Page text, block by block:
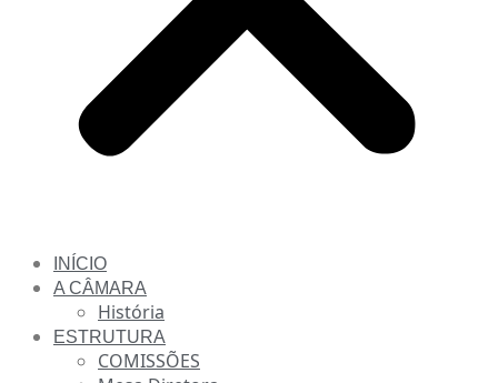
INÍCIO
A CÂMARA
História
ESTRUTURA
COMISSÕES